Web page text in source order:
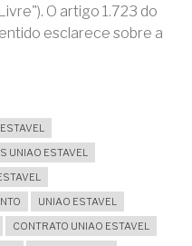
O artigo 1.723 do
esclarece sobre a
UNIAO ESTAVEL
UNIAO ESTAVEL
CONTRATO UNIAO ESTAVEL